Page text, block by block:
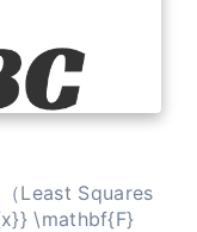
Least Squares
\mathbf{F}